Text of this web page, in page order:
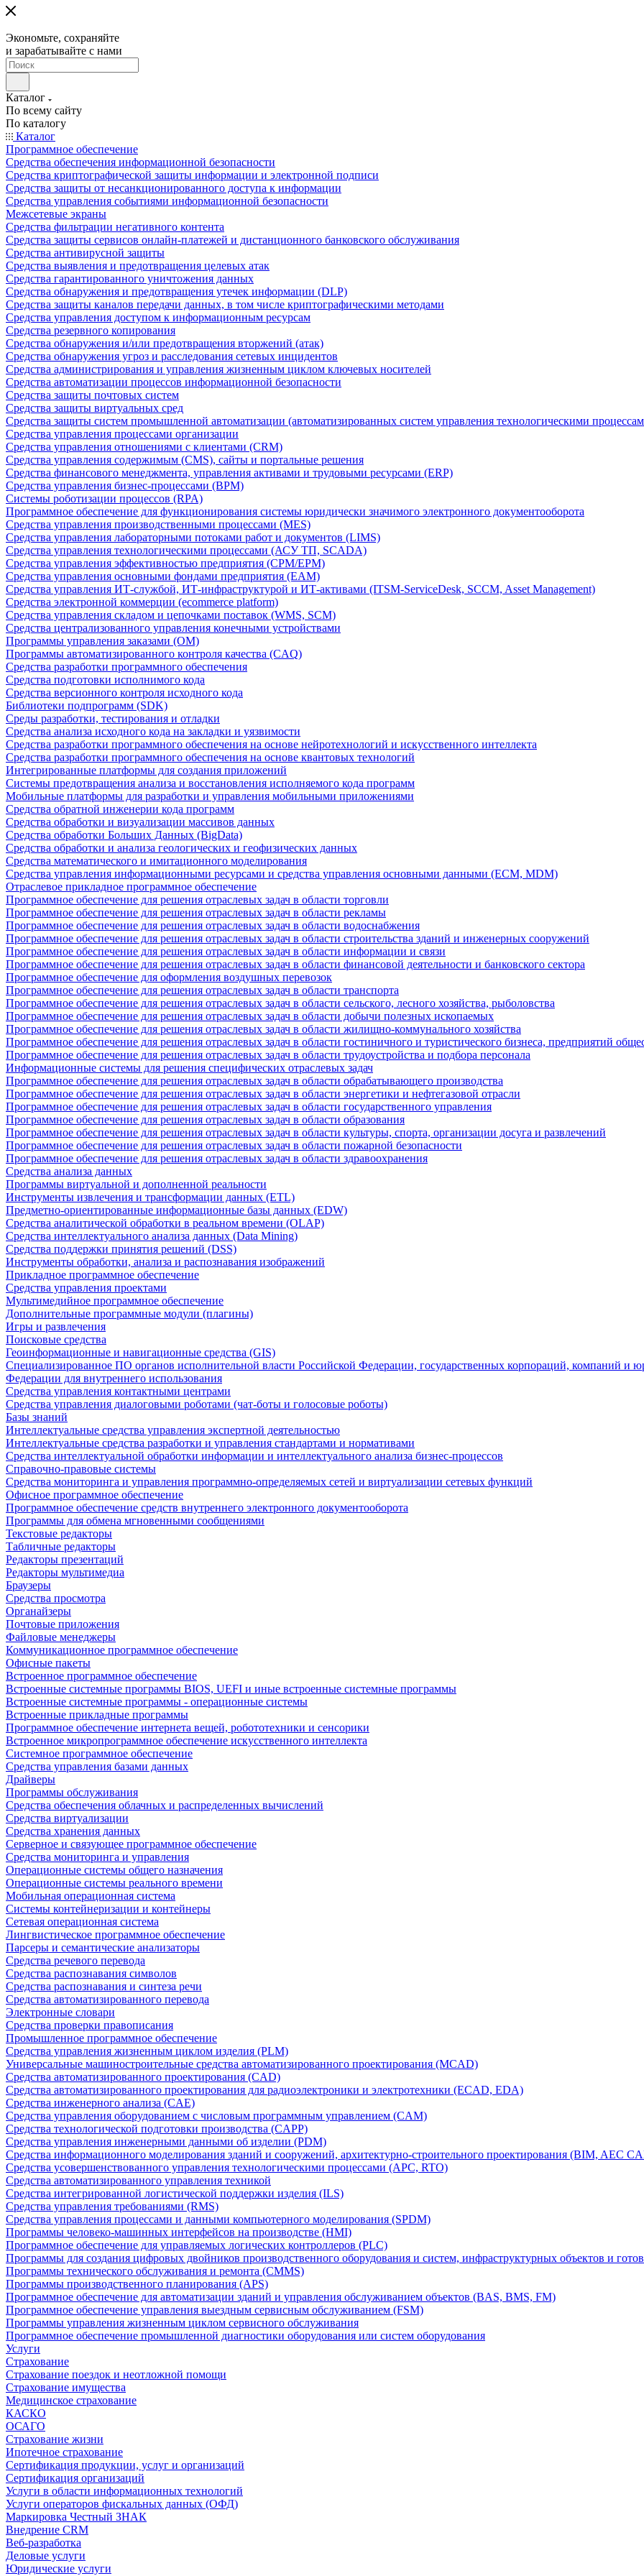
Экономьте, сохраняйте
и зарабатывайте с нами
Каталог
По всему сайту
По каталогу
Каталог
Программное обеспечение
Средства обеспечения информационной безопасности
Средства криптографической защиты информации и электронной подписи
Средства защиты от несанкционированного доступа к информации
Средства управления событиями информационной безопасности
Межсетевые экраны
Средства фильтрации негативного контента
Средства защиты сервисов онлайн-платежей и дистанционного банковского обслуживания
Средства антивирусной защиты
Средства выявления и предотвращения целевых атак
Средства гарантированного уничтожения данных
Средства обнаружения и предотвращения утечек информации (DLP)
Средства защиты каналов передачи данных, в том числе криптографическими методами
Средства управления доступом к информационным ресурсам
Средства резервного копирования
Средства обнаружения и/или предотвращения вторжений (атак)
Средства обнаружения угроз и расследования сетевых инцидентов
Средства администрирования и управления жизненным циклом ключевых носителей
Средства автоматизации процессов информационной безопасности
Средства защиты почтовых систем
Средства защиты виртуальных сред
Средства защиты систем промышленной автоматизации (автоматизированных систем управления технологическими
Средства управления процессами организации
Средства управления отношениями с клиентами (CRM)
Средства управления содержимым (CMS), сайты и портальные решения
Средства финансового менеджмента, управления активами и трудовыми ресурсами (ERP)
Средства управления бизнес-процессами (BPM)
Системы роботизации процессов (RPA)
Программное обеспечение для функционирования системы юридически значимого электронного документооборота
Средства управления производственными процессами (MES)
Средства управления лабораторными потоками работ и документов (LIMS)
Средства управления технологическими процессами (АСУ ТП, SCADA)
Средства управления эффективностью предприятия (CPM/EPM)
Средства управления основными фондами предприятия (EAM)
Средства управления ИТ-службой, ИТ-инфраструктурой и ИТ-активами (ITSM-ServiceDesk, SCCM, Asset Management)
Средства электронной коммерции (ecommerce platform)
Средства управления складом и цепочками поставок (WMS, SCM)
Средства централизованного управления конечными устройствами
Программы управления заказами (OM)
Программы автоматизированного контроля качества (CAQ)
Средства разработки программного обеспечения
Средства подготовки исполнимого кода
Средства версионного контроля исходного кода
Библиотеки подпрограмм (SDK)
Среды разработки, тестирования и отладки
Средства анализа исходного кода на закладки и уязвимости
Средства разработки программного обеспечения на основе нейротехнологий и искусственного интеллекта
Средства разработки программного обеспечения на основе квантовых технологий
Интегрированные платформы для создания приложений
Системы предотвращения анализа и восстановления исполняемого кода программ
Мобильные платформы для разработки и управления мобильными приложениями
Средства обратной инженерии кода программ
Средства обработки и визуализации массивов данных
Средства обработки Больших Данных (BigData)
Средства обработки и анализа геологических и геофизических данных
Средства математического и имитационного моделирования
Средства управления информационными ресурсами и средства управления основными данными (ECM, MDM)
Отраслевое прикладное программное обеспечение
Программное обеспечение для решения отраслевых задач в области торговли
Программное обеспечение для решения отраслевых задач в области рекламы
Программное обеспечение для решения отраслевых задач в области водоснабжения
Программное обеспечение для решения отраслевых задач в области строительства зданий и инженерных сооружений
Программное обеспечение для решения отраслевых задач в области информации и связи
Программное обеспечение для решения отраслевых задач в области финансовой деятельности и банковского сектора
Программное обеспечение для оформления воздушных перевозок
Программное обеспечение для решения отраслевых задач в области транспорта
Программное обеспечение для решения отраслевых задач в области сельского, лесного хозяйства, рыболовства
Программное обеспечение для решения отраслевых задач в области добычи полезных ископаемых
Программное обеспечение для решения отраслевых задач в области жилищно-коммунального хозяйства
Программное обеспечение для решения отраслевых задач в области гостиничного и туристического бизнеса, предприятий
Программное обеспечение для решения отраслевых задач в области трудоустройства и подбора персонала
Информационные системы для решения специфических отраслевых задач
Программное обеспечение для решения отраслевых задач в области обрабатывающего производства
Программное обеспечение для решения отраслевых задач в области энергетики и нефтегазовой отрасли
Программное обеспечение для решения отраслевых задач в области государственного управления
Программное обеспечение для решения отраслевых задач в области образования
Программное обеспечение для решения отраслевых задач в области культуры, спорта, организации досуга и развлечений
Программное обеспечение для решения отраслевых задач в области пожарной безопасности
Программное обеспечение для решения отраслевых задач в области здравоохранения
Средства анализа данных
Программы виртуальной и дополненной реальности
Инструменты извлечения и трансформации данных (ETL)
Предметно-ориентированные информационные базы данных (EDW)
Средства аналитической обработки в реальном времени (OLAP)
Средства интеллектуального анализа данных (Data Mining)
Средства поддержки принятия решений (DSS)
Инструменты обработки, анализа и распознавания изображений
Прикладное программное обеспечение
Средства управления проектами
Мультимедийное программное обеспечение
Дополнительные программные модули (плагины)
Игры и развлечения
Поисковые средства
Геоинформационные и навигационные средства (GIS)
Специализированное ПО органов исполнительной власти Российской Федерации, государственных корпораций, компаний и
Федерации для внутреннего использования
Средства управления контактными центрами
Средства управления диалоговыми роботами (чат-боты и голосовые роботы)
Базы знаний
Интеллектуальные средства управления экспертной деятельностью
Интеллектуальные средства разработки и управления стандартами и нормативами
Средства интеллектуальной обработки информации и интеллектуального анализа бизнес-процессов
Справочно-правовые системы
Средства мониторинга и управления программно-определяемых сетей и виртуализации сетевых функций
Офисное программное обеспечение
Программное обеспечение средств внутреннего электронного документооборота
Программы для обмена мгновенными сообщениями
Текстовые редакторы
Табличные редакторы
Редакторы презентаций
Редакторы мультимедиа
Браузеры
Средства просмотра
Органайзеры
Почтовые приложения
Файловые менеджеры
Коммуникационное программное обеспечение
Офисные пакеты
Встроенное программное обеспечение
Встроенные системные программы BIOS, UEFI и иные встроенные системные программы
Встроенные системные программы - операционные системы
Встроенные прикладные программы
Программное обеспечение интернета вещей, робототехники и сенсорики
Встроенное микропрограммное обеспечение искусственного интеллекта
Системное программное обеспечение
Средства управления базами данных
Драйверы
Программы обслуживания
Средства обеспечения облачных и распределенных вычислений
Средства виртуализации
Средства хранения данных
Серверное и связующее программное обеспечение
Средства мониторинга и управления
Операционные системы общего назначения
Операционные системы реального времени
Мобильная операционная система
Системы контейнеризации и контейнеры
Сетевая операционная система
Лингвистическое программное обеспечение
Парсеры и семантические анализаторы
Средства речевого перевода
Средства распознавания символов
Средства распознавания и синтеза речи
Средства автоматизированного перевода
Электронные словари
Средства проверки правописания
Промышленное программное обеспечение
Средства управления жизненным циклом изделия (PLM)
Универсальные машиностроительные средства автоматизированного проектирования (MCAD)
Средства автоматизированного проектирования (CAD)
Средства автоматизированного проектирования для радиоэлектроники и электротехники (ECAD, EDA)
Средства инженерного анализа (CAE)
Средства управления оборудованием с числовым программным управлением (CAM)
Средства технологической подготовки производства (CAPP)
Средства управления инженерными данными об изделии (PDM)
Средства информационного моделирования зданий и сооружений, архитектурно-строительного проектирования (BIM, AEC
Средства усовершенствованного управления технологическими процессами (APC, RTO)
Средства автоматизированного управления техникой
Средства интегрированной логистической поддержки изделия (ILS)
Средства управления требованиями (RMS)
Средства управления процессами и данными компьютерного моделирования (SPDM)
Программы человеко-машинных интерфейсов на производстве (HMI)
Программное обеспечение для управляемых логических контроллеров (PLC)
Программы для создания цифровых двойников производственного оборудования и систем, инфраструктурных объектов и
Программы технического обслуживания и ремонта (CMMS)
Программы производственного планирования (APS)
Программное обеспечение для автоматизации зданий и управления обслуживанием объектов (BAS, BMS, FM)
Программное обеспечение управления выездным сервисным обслуживанием (FSM)
Программы управления жизненным циклом сервисного обслуживания
Программное обеспечение промышленной диагностики оборудования или систем оборудования
Услуги
Страхование
Страхование поездок и неотложной помощи
Страхование имущества
Медицинское страхование
КАСКО
ОСАГО
Страхование жизни
Ипотечное страхование
Сертификация продукции, услуг и организаций
Сертификация организаций
Услуги в области информационных технологий
Услуги операторов фискальных данных (ОФД)
Маркировка Честный ЗНАК
Внедрение CRM
Веб-разработка
Деловые услуги
Юридические услуги